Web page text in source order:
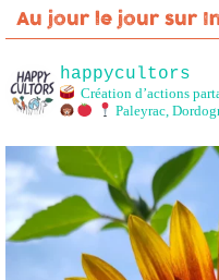
Au jour le jour sur
happycultors
Création d’actions
Paleyrac,